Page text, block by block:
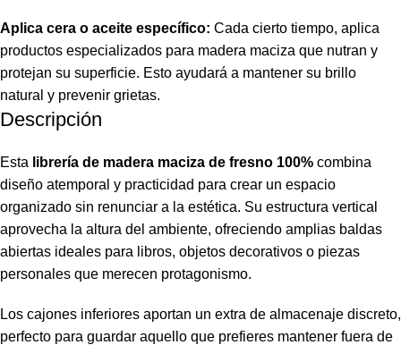
Aplica cera o aceite específico: Cada cierto tiempo, aplica
productos especializados para madera maciza que nutran y
protejan su superficie. Esto ayudará a mantener su brillo
natural y prevenir grietas.
Descripción
Esta librería de madera maciza de fresno 100% combina
diseño atemporal y practicidad para crear un espacio
organizado sin renunciar a la estética. Su estructura vertical
aprovecha la altura del ambiente, ofreciendo amplias baldas
abiertas ideales para libros, objetos decorativos o piezas
personales que merecen protagonismo.
Los cajones inferiores aportan un extra de almacenaje discreto,
perfecto para guardar aquello que prefieres mantener fuera de